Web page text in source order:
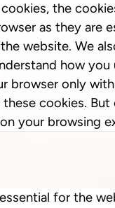
the
as they are
website. We
how
browser only
cookies.
your browsing
for the